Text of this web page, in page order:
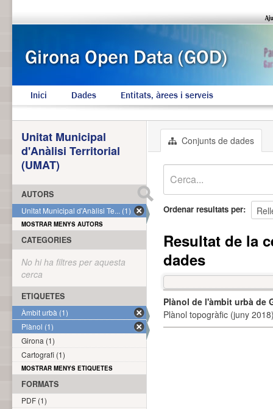
Inici Dades Entitats, àrees i serveis
Conjunts de dades
Ordenar resultats per
Resultat de la
dades
Plànol de l'àmbit urbà de
Plànol topogràfic (juny
Unitat Municipal
d'Anàlisi Territorial
(UMAT)
AUTORS
Unitat Municipal d'Anàlisi Te... (1)
MOSTRAR MENYS AUTORS
CATEGORIES
No hi ha filtres per aquesta
cerca
ETIQUETES
Àmbit urbà (1)
Plànol (1)
Girona (1)
Cartografi (1)
MOSTRAR MENYS ETIQUETES
FORMATS
PDF (1)